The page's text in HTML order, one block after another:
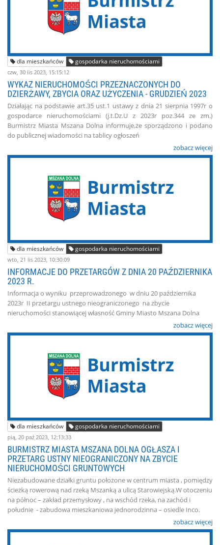
dla mieszkańców gospodarka nieruchomościami
czw, 30 lis 2023, 15:15:12
WYKAZ NIERUCHOMOŚCI PRZEZNACZONYCH DO
DZIERŻAWY, ZBYCIA ORAZ UŻYCZENIA - GRUDZIEŃ 2023
Działając na podstawie art.35 ust.1 ustawy z dnia 21 sierpnia 1997r o
gospodarce nieruchomościami (j.t.Dz.U z 2023r poz.344 ze zm.)
Burmistrz Miasta Mszana Dolna informuje,że sporządzono i podano
do publicznej wiadomości na tablicy ogłoszeń
zobacz więcej
dla mieszkańców gospodarka nieruchomościami
wto, 21 lis 2023, 10:30:09
INFORMACJE DO PRZETARGÓW Z DNIA 20 PAŹDZIERNIKA
2023 R.
Informacja o wyniku przeprowadzonego w dniu 20 października
2023r II przetargu ustnego nieograniczonego na zbycie
nieruchomości stanowiącej własność Gminy Miasto Mszana Dolna
zobacz więcej
dla mieszkańców gospodarka nieruchomościami
pią, 20 paź 2023, 12:13:33
BURMISTRZ MIASTA MSZANA DOLNA OGŁASZA I
PRZETARG USTNY NIEOGRANICZONY NA ZBYCIE
NIERUCHOMOŚCI GRUNTOWYCH
Niezabudowane działki gruntu położone w centrum miasta , pomiędzy
ścieżką rowerową nad rzeką Mszanką a ulicą Starowiejską.W otoczeniu
na północ – zakład przemysłowy , na wschód rzeka, na zachód i
południe - zabudowa mieszkaniowa jednorodzinna – osiedle Inco.
zobacz więcej